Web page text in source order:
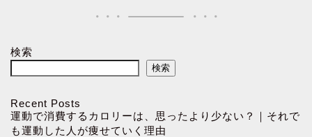
検索
検索
Recent Posts
運動で消費するカロリーは、思ったより少ない？｜それで
も運動した人が痩せていく理由